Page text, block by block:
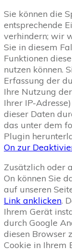
Sie können die
entsprechende
verhindern; wir
Sie in diesem
Funktionen
nutzen können.
Erfassung der
Ihre Nutzung
Ihrer IP-
dieser Daten
das unter dem
Plugin
On zur
Zusätzlich oder
On können Sie
auf unseren
Link anklicken.
Ihrem Gerät
durch Google
diesen Browser
Cookie in Ihrem